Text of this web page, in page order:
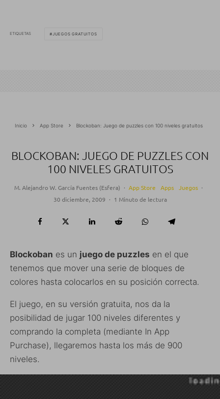
ETIQUETAS JUEGOS GRATUITOS
Inicio App Store Blockoban: Juego de puzzles con 100 niveles gratuitos
BLOCKOBAN: JUEGO DE PUZZLES CON
100 NIVELES GRATUITOS
M. Alejandro W. García Fuentes (Esfera) · App Store Apps Juegos ·
30 diciembre, 2009 · 1 Minuto de lectura
Blockoban es un juego de puzzles en el que
tenemos que mover una serie de bloques de
colores hasta colocarlos en su posición correcta.
El juego, en su versión gratuita, nos da la
posibilidad de jugar 100 niveles diferentes y
comprando la completa (mediante In App
Purchase), llegaremos hasta los más de 900
niveles.